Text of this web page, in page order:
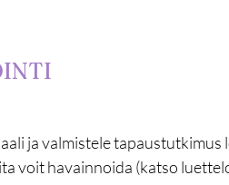
ja valmistele
voit havainnoida (katso